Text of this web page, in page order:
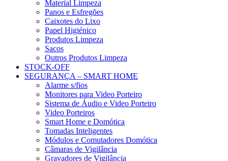
Material Limpeza
Panos e Esfregões
Caixotes do Lixo
Papel Higiénico
Produtos Limpeza
Sacos
Outros Produtos Limpeza
STOCK-OFF
SEGURANÇA – SMART HOME
Alarme s/fios
Monitores para Video Porteiro
Sistema de Áudio e Video Porteiro
Video Porteiros
Smart Home e Domótica
Tomadas Inteligentes
Módulos e Comutadores Domótica
Câmaras de Vigilância
Gravadores de Vigilância